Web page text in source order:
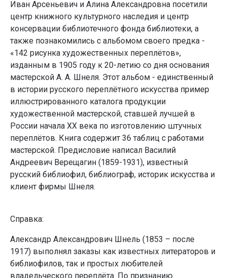
Иван Арсеньевич и Алина Александровна посетили
центр книжного культурного наследия и центр
консервации библиотечного фонда библиотеки, а
также познакомились с альбомом своего предка -
«142 рисунка художественных переплётов»,
изданным в 1905 году к 20-летию со дня основания
мастерской А. А. Шнеля. Этот альбом - единственный
в истории русского переплётного искусства пример
иллюстрированного каталога продукции
художественной мастерской, ставшей лучшей в
России начала ХХ века по изготовлению штучных
переплётов. Книга содержит 36 таблиц с работами
мастерской. Предисловие написал Василий
Андреевич Верещагин (1859-1931), известный
русский библиофил, библиограф, историк искусства и
клиент фирмы Шнеля.
Справка:
Александр Александрович Шнель (1853 – после
1917) выполнял заказы как известных литераторов и
библиофилов, так и простых любителей
владельческого переплёта. По признанию